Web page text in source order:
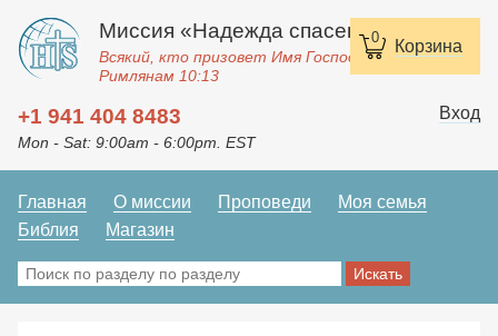
0 Корзина
Миссия «Надежда спасения»
Всякий, кто призовет Имя Господне, спасется.
Римлянам 10:13
+1 941 404 8483
Mon - Sat: 9:00am - 6:00pm. EST
Вход
Главная О миссии Проповеди
Моя семья
Библия
Магазин